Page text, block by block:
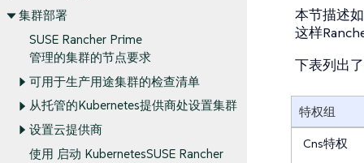
集群部署
SUSE Rancher Prime
管理的集群的节点要求
可用于生产用途集群的检查清单
从托管的Kubernetes提供商处设置集群
设置云提供商
使用 启动 KubernetesSUSE Rancher
本节描述
这样
下表列出
特权组
Cns特权